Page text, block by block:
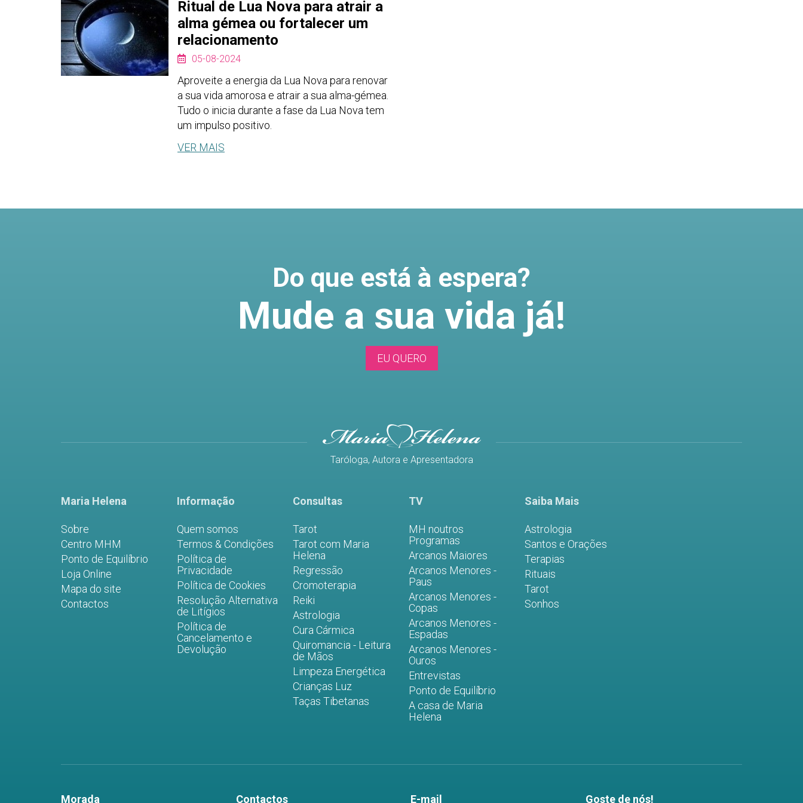
Ritual de Lua Nova para atrair a
alma gémea ou fortalecer um
relacionamento
05-08-2024
Aproveite a energia da Lua Nova para renovar
a sua vida amorosa e atrair a sua alma-gémea.
Tudo o inicia durante a fase da Lua Nova tem
um impulso positivo.
VER MAIS
Do que está à espera?
Mude a sua vida já!
EU QUERO
Taróloga, Autora e Apresentadora
Maria Helena
Sobre
Centro MHM
Ponto de Equilíbrio
Loja Online
Mapa do site
Contactos
Informação
Quem somos
Termos & Condições
Política de
Privacidade
Política de Cookies
Resolução Alternativa
de Litígios
Política de
Cancelamento e
Devolução
Consultas
Tarot
Tarot com Maria
Helena
Regressão
Cromoterapia
Reiki
Astrologia
Cura Cármica
Quiromancia - Leitura
de Mãos
Limpeza Energética
Crianças Luz
Taças Tibetanas
TV
MH noutros
Programas
Arcanos Maiores
Arcanos Menores -
Paus
Arcanos Menores -
Copas
Arcanos Menores -
Espadas
Arcanos Menores -
Ouros
Entrevistas
Ponto de Equilíbrio
A casa de Maria
Helena
Saiba Mais
Astrologia
Santos e Orações
Terapias
Rituais
Tarot
Sonhos
Morada Contactos E-mail Goste de nós!